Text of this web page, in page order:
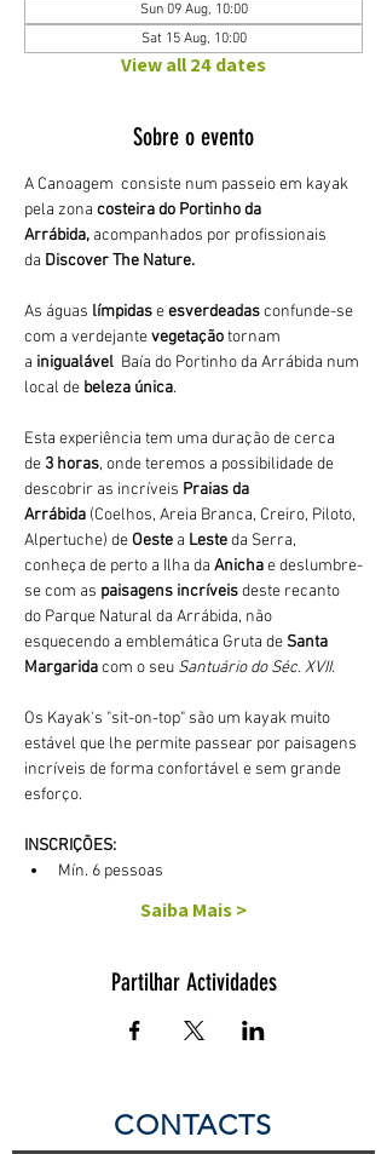
Sun 09 Aug, 10:00
Sat 15 Aug, 10:00
View all 24 dates
Sobre o evento
A Canoagem  consiste num passeio em kayak
pela zona costeira do Portinho da
Arrábida, acompanhados por profissionais
da Discover The Nature.
As águas límpidas e esverdeadas confunde-se
com a verdejante vegetação tornam
a inigualável Baía do Portinho da Arrábida num
local de beleza única.
Esta experiência tem uma duração de cerca
de 3 horas, onde teremos a possibilidade de
descobrir as incríveis Praias da
Arrábida (Coelhos, Areia Branca, Creiro, Piloto,
Alpertuche) de Oeste a Leste da Serra,
conheça de perto a Ilha da Anicha e deslumbre-
se com as paisagens incríveis deste recanto
do Parque Natural da Arrábida, não
esquecendo a emblemática Gruta de Santa
Margarida com o seu Santuário do Séc. XVII.
Os Kayak's "sit-on-top" são um kayak muito
estável que lhe permite passear por paisagens
incríveis de forma confortável e sem grande
esforço.
INSCRIÇÕES:
Mín. 6 pessoas
Saiba Mais >
Partilhar Actividades
CONTACTS